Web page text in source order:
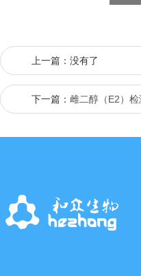
上一篇：没有了
下一篇： 雌二醇（E2）检